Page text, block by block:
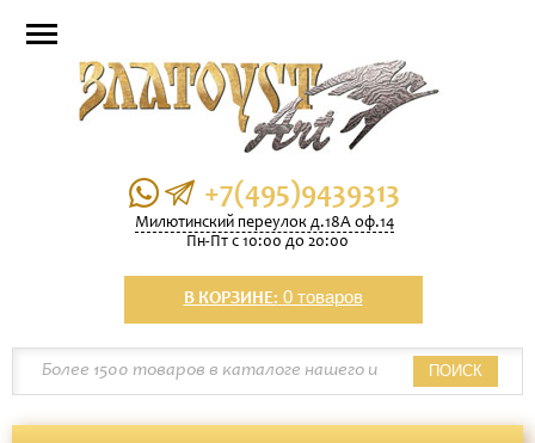
+7(495)9439313
Милютинский переулок д.18А оф.14
Пн-Пт с 10:00 до 20:00
В КОРЗИНЕ: 0 товаров
ПОИСК